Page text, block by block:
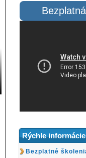
Rýchle informácie
Bezplatné